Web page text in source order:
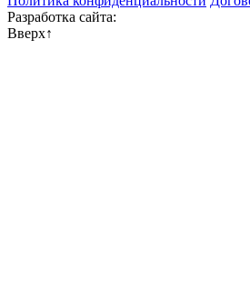
Разработка сайта:
Вверх↑